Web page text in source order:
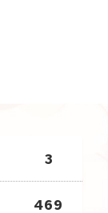
3
469